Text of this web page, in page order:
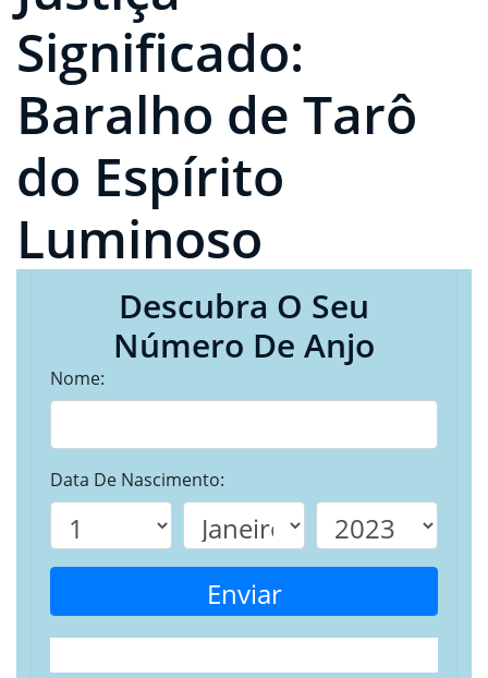
Significado:
Baralho de Tarô
do Espírito
Luminoso
Descubra O Seu
Número De Anjo
Nome:
Data De Nascimento:
Enviar